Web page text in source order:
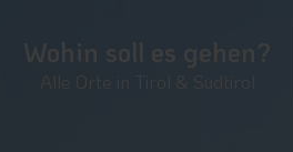
Wohin soll es gehen?
Alle Orte in Tirol & Südtirol